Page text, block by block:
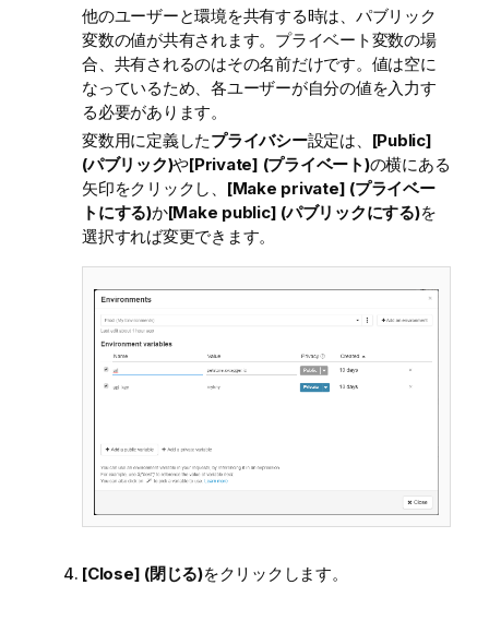
他のユーザーと環境を共有する時は、パブリック
変数の値が共有されます。プライベート変数の場
合、共有されるのはその名前だけです。値は空に
なっているため、各ユーザーが自分の値を入力す
る必要があります。
変数用に定義したプライバシー設定は、 [Public]
(パブリック)や[Private] (プライベート)の横にある
矢印をクリックし、 [Make private] (プライベー
トにする)か[Make public] (パブリックにする)を
選択すれば変更できます。
[Close] (閉じる)をクリックします。